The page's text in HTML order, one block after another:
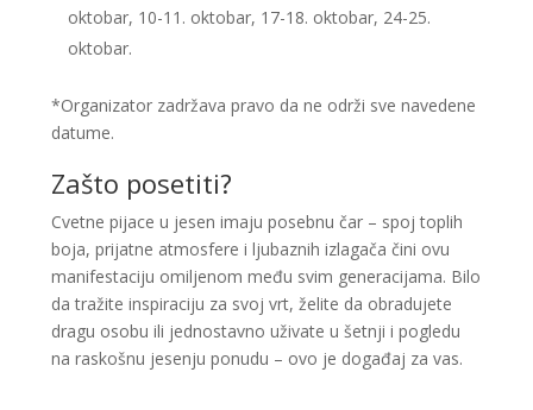
oktobar, 10-11. oktobar, 17-18. oktobar, 24-25.
oktobar.
*Organizator zadržava pravo da ne održi sve navedene
datume.
Zašto posetiti?
Cvetne pijace u jesen imaju posebnu čar – spoj toplih
boja, prijatne atmosfere i ljubaznih izlagača čini ovu
manifestaciju omiljenom među svim generacijama. Bilo
da tražite inspiraciju za svoj vrt, želite da obradujete
dragu osobu ili jednostavno uživate u šetnji i pogledu
na raskošnu jesenju ponudu – ovo je događaj za vas.